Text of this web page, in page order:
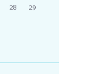
28
29